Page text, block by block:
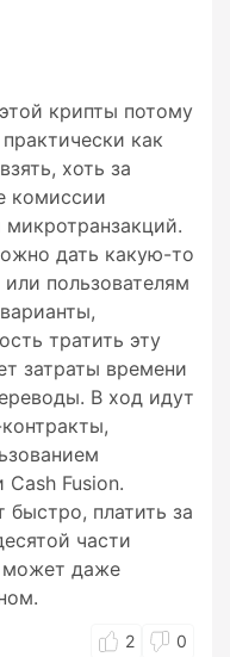
крипты потому
как
хоть за
комиссии
дать какую-то
пользователям
тратить эту
затраты времени
В ход идут
Fusion.
быстро, платить за
части
может даже
2 0